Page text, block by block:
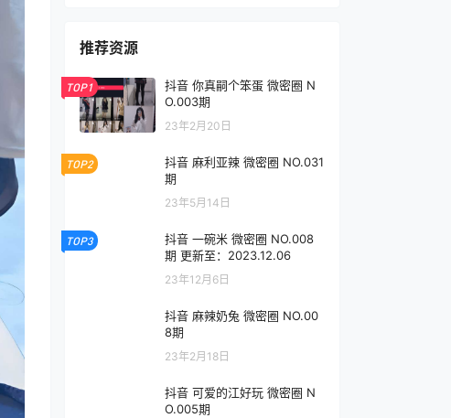
推荐资源
TOP1
抖音 你真嗣个笨蛋 微密圈 N
O.003期
23年2月20日
TOP2
抖音 麻利亚辣 微密圈 NO.031
期
23年5月14日
TOP3
抖音 一碗米 微密圈 NO.008
期 更新至：2023.12.06
23年12月6日
抖音 麻辣奶兔 微密圈 NO.00
8期
23年2月18日
抖音 可爱的江好玩 微密圈 N
O.005期